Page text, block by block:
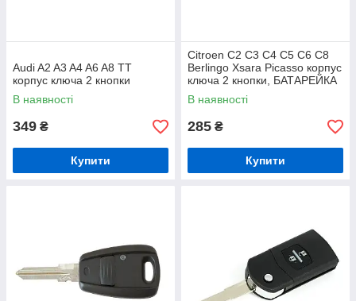
Audi A2 A3 A4 A6 A8 TT
корпус ключа 2 кнопки
В наявності
349 ₴
Купити
Citroen C2 C3 C4 C5 C6 C8
Berlingo Xsara Picasso корпус
ключа 2 кнопки, БАТАРЕЙКА
НА КОРПУСІ арт. DA-9377
В наявності
285 ₴
Купити